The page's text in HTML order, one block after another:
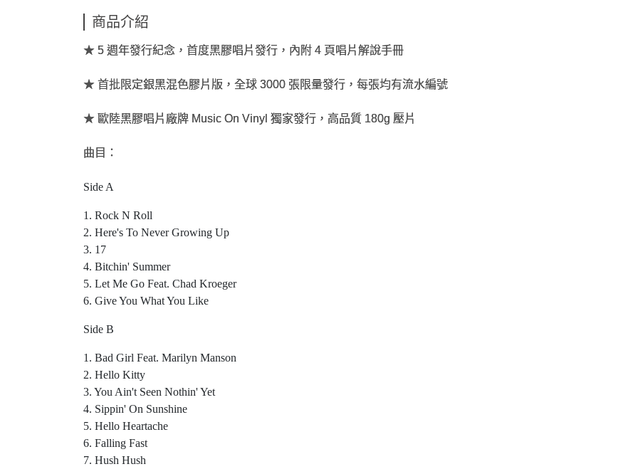
商品介紹
★ 5 週年發行紀念，首度黑膠唱片發行，內附 4 頁唱片解說手冊
★ 首批限定銀黑混色膠片版，全球 3000 張限量發行，每張均有流水編號
★ 歐陸黑膠唱片廠牌 Music On Vinyl 獨家發行，高品質 180g 壓片
曲目：
Side A
1. Rock N Roll
2. Here's To Never Growing Up
3. 17
4. Bitchin' Summer
5. Let Me Go Feat. Chad Kroeger
6. Give You What You Like
Side B
1. Bad Girl Feat. Marilyn Manson
2. Hello Kitty
3. You Ain't Seen Nothin' Yet
4. Sippin' On Sunshine
5. Hello Heartache
6. Falling Fast
7. Hush Hush